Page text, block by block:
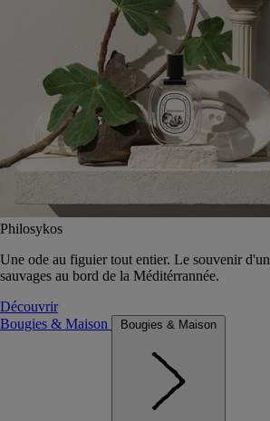
Philosykos
Une ode au figuier tout entier. Le souvenir
sauvages au bord de la Méditérrannée.
Découvrir
Bougies & Maison
Bougies & Maison